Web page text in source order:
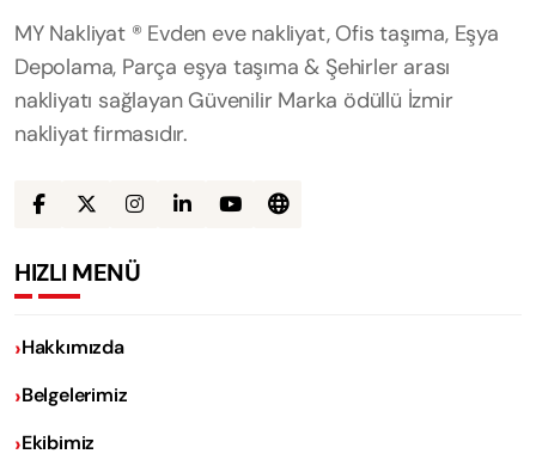
MY Nakliyat ® Evden eve nakliyat, Ofis taşıma, Eşya
Depolama, Parça eşya taşıma & Şehirler arası
nakliyatı sağlayan Güvenilir Marka ödüllü İzmir
nakliyat firmasıdır.
HIZLI MENÜ
Hakkımızda
Belgelerimiz
Ekibimiz